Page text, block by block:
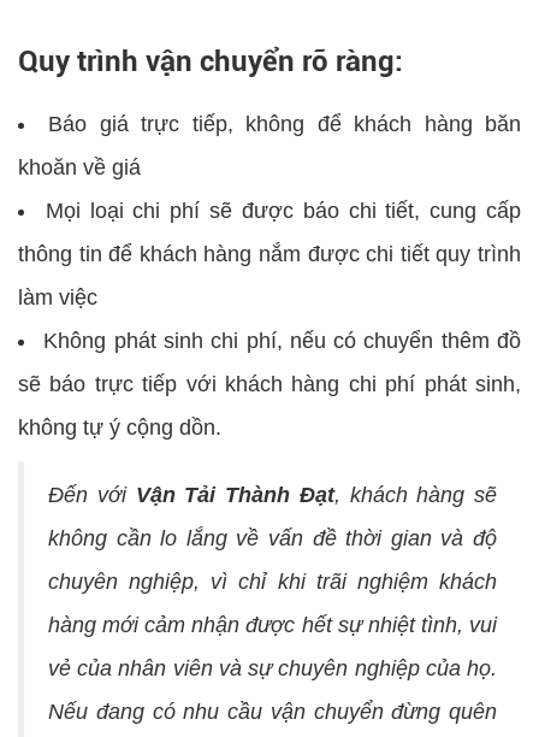
Quy trình vận chuyển rõ ràng:
Báo giá trực tiếp, không để khách hàng băn
khoăn về giá
Mọi loại chi phí sẽ được báo chi tiết, cung cấp
thông tin để khách hàng nắm được chi tiết quy trình
làm việc
Không phát sinh chi phí, nếu có chuyển thêm đồ
sẽ báo trực tiếp với khách hàng chi phí phát sinh,
không tự ý cộng dồn.
Đến với Vận Tải Thành Đạt, khách hàng sẽ
không cần lo lắng về vấn đề thời gian và độ
chuyên nghiệp, vì chỉ khi trãi nghiệm khách
hàng mới cảm nhận được hết sự nhiệt tình, vui
vẻ của nhân viên và sự chuyên nghiệp của họ.
Nếu đang có nhu cầu vận chuyển đừng quên